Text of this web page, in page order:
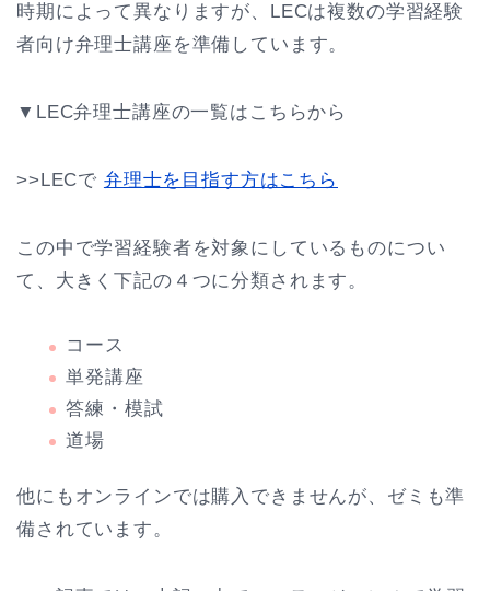
時期によって異なりますが、LECは複数の学習経験
者向け弁理士講座を準備しています。
▼LEC弁理士講座の一覧はこちらから
>>LECで 弁理士を目指す方はこちら
この中で学習経験者を対象にしているものについ
て、大きく下記の４つに分類されます。
コース
単発講座
答練・模試
道場
他にもオンラインでは購入できませんが、ゼミも準
備されています。